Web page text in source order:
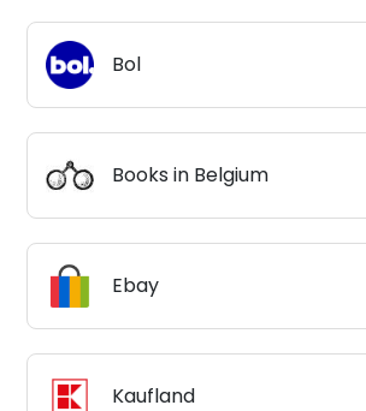
Bol
Books in Belgium
Ebay
Kaufland